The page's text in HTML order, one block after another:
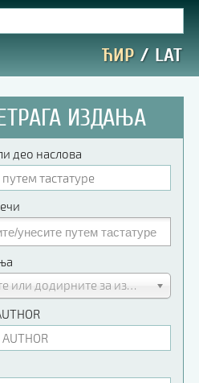
ЋИР / LAT
ИЗДАЊА
део наслова
Кликните или додирните за избор